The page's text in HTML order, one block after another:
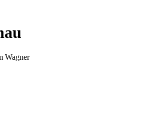
Wagner